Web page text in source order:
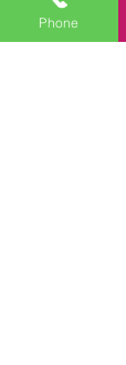
Phone